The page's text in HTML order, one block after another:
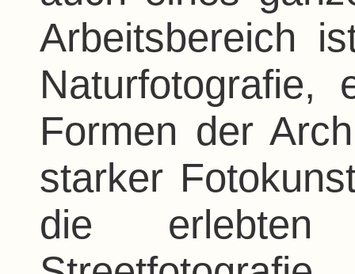
Arbeitsbereich
Formen der
starker
die erlebten